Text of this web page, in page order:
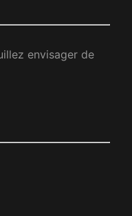
envisager de